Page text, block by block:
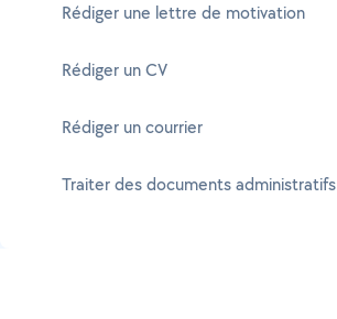
Rédiger une lettre de motivation
Rédiger un CV
Rédiger un courrier
Traiter des documents administratifs